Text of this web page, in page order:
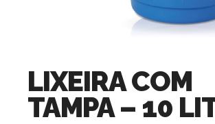
LIXEIRA COM
TAMPA – 10